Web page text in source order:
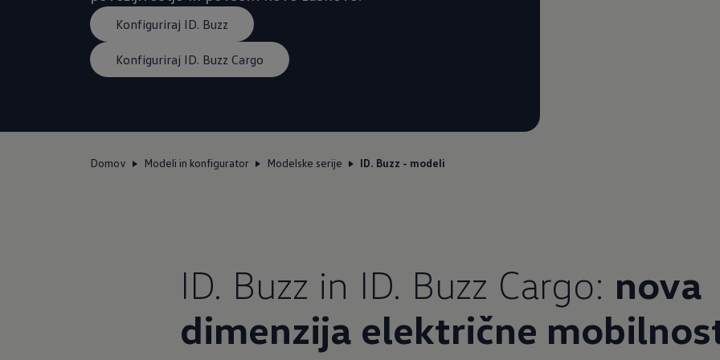
Konfiguriraj ID. Buzz
Konfiguriraj ID. Buzz Cargo
Domov Modeli in konfigurator Modelske serije ID. Buzz - modeli
ID. Buzz in ID. Buzz Cargo: nova
dimenzija električne